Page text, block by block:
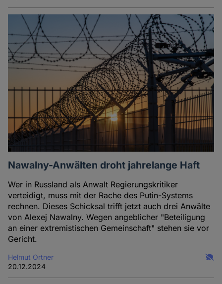
Nawalny-Anwälten droht jahrelange Haft
Wer in Russland als Anwalt Regierungskritiker
verteidigt, muss mit der Rache des Putin-Systems
rechnen. Dieses Schicksal trifft jetzt auch drei Anwälte
von Alexej Nawalny. Wegen angeblicher "Beteiligung
an einer extremistischen Gemeinschaft" stehen sie vor
Gericht.
Helmut Ortner
20.12.2024